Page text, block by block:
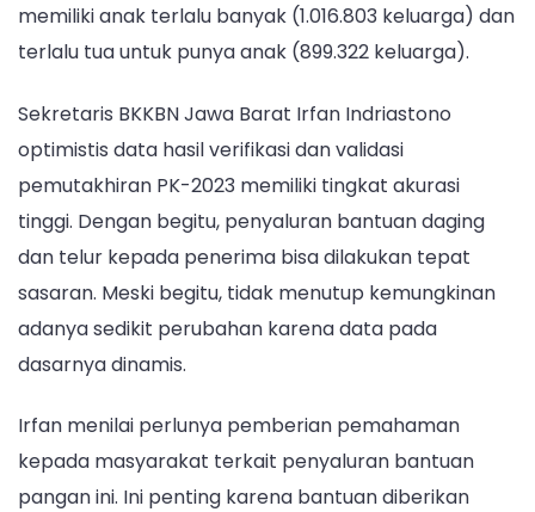
memiliki anak terlalu banyak (1.016.803 keluarga) dan
terlalu tua untuk punya anak (899.322 keluarga).
Sekretaris BKKBN Jawa Barat Irfan Indriastono
optimistis data hasil verifikasi dan validasi
pemutakhiran PK-2023 memiliki tingkat akurasi
tinggi. Dengan begitu, penyaluran bantuan daging
dan telur kepada penerima bisa dilakukan tepat
sasaran. Meski begitu, tidak menutup kemungkinan
adanya sedikit perubahan karena data pada
dasarnya dinamis.
Irfan menilai perlunya pemberian pemahaman
kepada masyarakat terkait penyaluran bantuan
pangan ini. Ini penting karena bantuan diberikan